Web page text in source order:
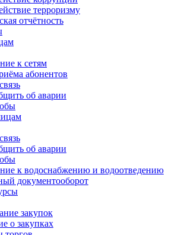
терроризму
отчётность
к сетям
абонентов
об аварии
об аварии
к водоснабжению и водоотведению
документооборот
закупок
о закупках